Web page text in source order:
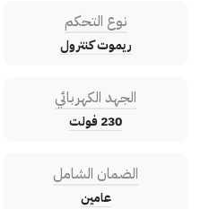
نوع التحكم
ريموت كنترول
الجهد الكهربائي
230 فولت
الضمان الشامل
عامين